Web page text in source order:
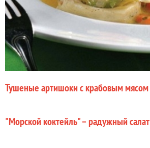
Тушеные артишоки с крабовым мясом
"Морской коктейль" – радужный салат